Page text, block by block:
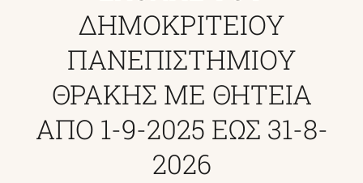
ΔΗΜΟΚΡΙΤΕΙΟΥ
ΠΑΝΕΠΙΣΤΗΜΙΟΥ
ΘΡΑΚΗΣ ΜΕ ΘΗΤΕΙΑ
ΑΠΟ 1-9-2025 ΕΩΣ 31-8-
2026